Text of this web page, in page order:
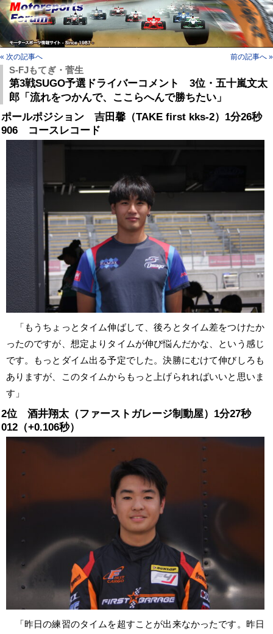
« 次の記事へ 前の記事へ »
S-FJもてぎ・菅生
第3戦SUGO予選ドライバーコメント 3位・五十嵐文太
郎「流れをつかんで、ここらへんで勝ちたい」
ポールポジション 吉田馨（TAKE first kks-2）1分26秒
906 コースレコード
「もうちょっとタイム伸ばして、後ろとタイム差をつけたか
ったのですが、想定よりタイムが伸び悩んだかな、という感じ
です。もっとダイム出る予定でした。決勝にむけて伸びしろも
ありますが、このタイムからもっと上げられればいいと思いま
す」
2位 酒井翔太（ファーストガレージ制動屋）1分27秒
012（+0.106秒）
「昨日の練習のタイムを超すことが出来なかったです。昨日